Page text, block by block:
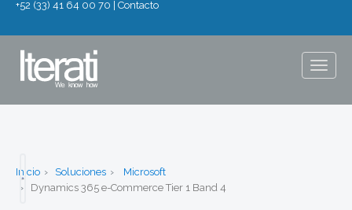
+52 (33) 41 64 00 70 Contacto
Inicio Soluciones
Microsoft
Dynamics 365 e-Commerce Tier 1 Band 4